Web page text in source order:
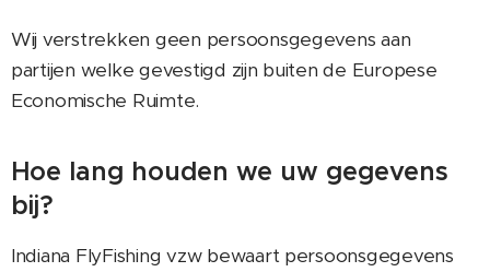
Wij verstrekken geen persoonsgegevens aan
partijen welke gevestigd zijn buiten de Europese
Economische Ruimte.
Hoe lang houden we uw gegevens
bij?
Indiana FlyFishing vzw bewaart persoonsgegevens